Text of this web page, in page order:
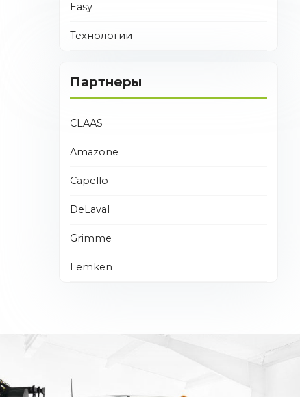
Easy
Технологии
Партнеры
CLAAS
Amazone
Capello
DeLaval
Grimme
Lemken